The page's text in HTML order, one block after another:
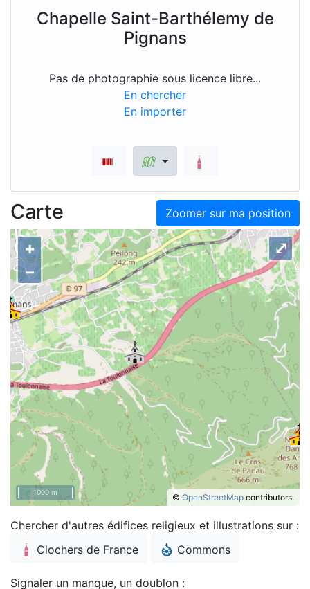
Chapelle Saint-Barthélemy de
Pignans
Pas de photographie sous licence libre...
En chercher
En importer
Zoomer sur ma position
Carte
+
–
© OpenStreetMap contributors.
⤢
1000 m
Chercher d'autres édifices religieux et illustrations sur :
Clochers de France
Commons
Signaler un manque, un doublon :